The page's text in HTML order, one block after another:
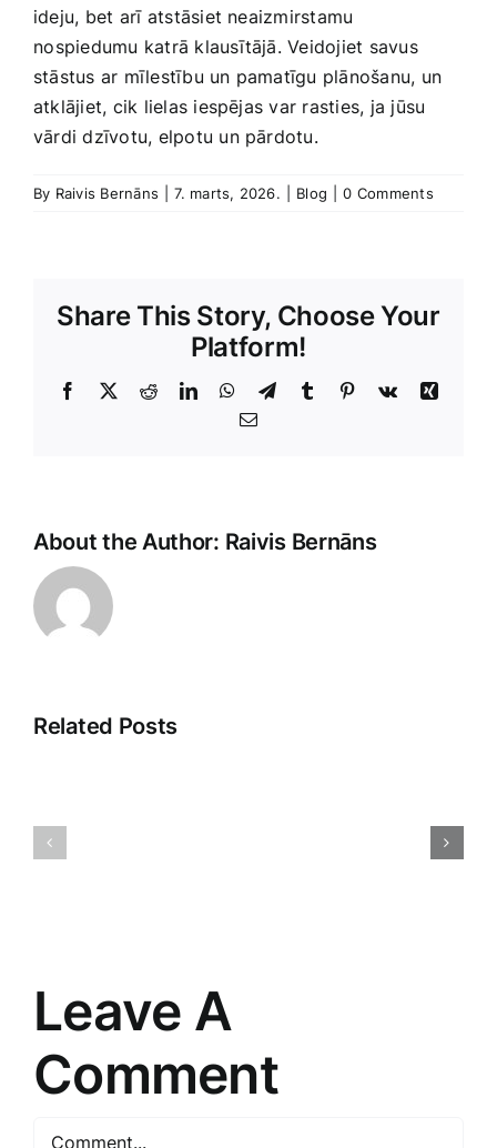
ideju, ⁢bet ​arī atstāsiet neaizmirstamu
⁤nospiedumu katrā​ klausītājā. Veidojiet savus
stāstus ‍ar mīlestību un pamatīgu plānošanu, un
atklājiet, cik lielas iespējas var rasties, ja jūsu
vārdi dzīvotu, elpotu un pārdotu.
By Raivis Bernāns 7. marts, 2026. Blog 0 Comments
Share This Story, Choose Your
Platform!
Facebook
X RedditLinkedInWhatsApp
TelegramTumblr Pinterest
Vk
Xing
E-
About the Author: Raivis Bernāns
Related Posts
2025:
Nākotnes
Leave A
Comment
Comment